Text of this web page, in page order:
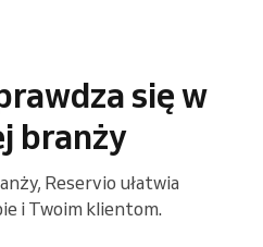
się w
branży
Reservio ułatwia
i Twoim klientom.